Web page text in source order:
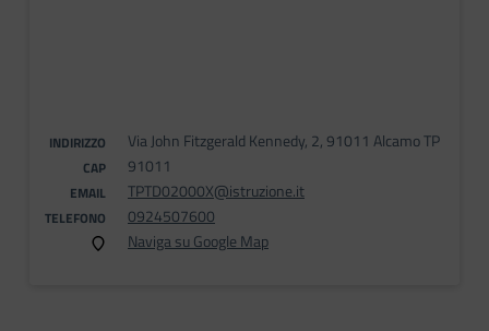
INDIRIZZO Via John Fitzgerald Kennedy, 2, 91011 Alcamo TP
CAP 91011
EMAIL TPTD02000X@istruzione.it
TELEFONO
0924507600
Naviga su Google Map